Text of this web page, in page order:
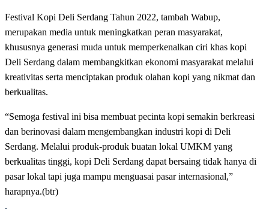
Festival Kopi Deli Serdang Tahun 2022, tambah Wabup,
merupakan media untuk meningkatkan peran masyarakat,
khususnya generasi muda untuk memperkenalkan ciri khas kopi
Deli Serdang dalam membangkitkan ekonomi masyarakat melalui
kreativitas serta menciptakan produk olahan kopi yang nikmat dan
berkualitas.
“Semoga festival ini bisa membuat pecinta kopi semakin berkreasi
dan berinovasi dalam mengembangkan industri kopi di Deli
Serdang. Melalui produk-produk buatan lokal UMKM yang
berkualitas tinggi, kopi Deli Serdang dapat bersaing tidak hanya di
pasar lokal tapi juga mampu menguasai pasar internasional,”
harapnya.(btr)